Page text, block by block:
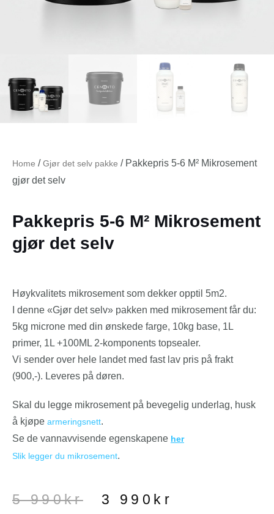
Home /Gjør det selv pakke / Pakkepris 5-6 M² Mikrosement
gjør det selv
Pakkepris 5-6 M² Mikrosement
gjør det selv
Høykvalitets mikrosement som dekker opptil 5m2.
I denne «Gjør det selv» pakken med mikrosement får du:
5kg microne med din ønskede farge, 10kg base, 1L
primer, 1L +100ML 2-komponents topsealer.
Vi sender over hele landet med fast lav pris på frakt
(900,-). Leveres på døren.
Skal du legge mikrosement på bevegelig underlag, husk
å kjøpe armeringsnett.
Se de vannavvisende egenskapene her
Slik legger du mikrosement.
5 990kr 3 990 kr